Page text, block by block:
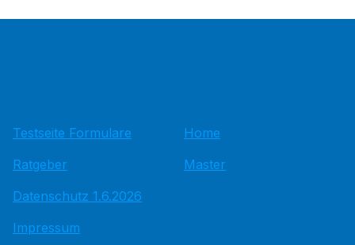
Testseite Formulare
Ratgeber
Datenschutz 1.6.2026
Impressum
Home
Master